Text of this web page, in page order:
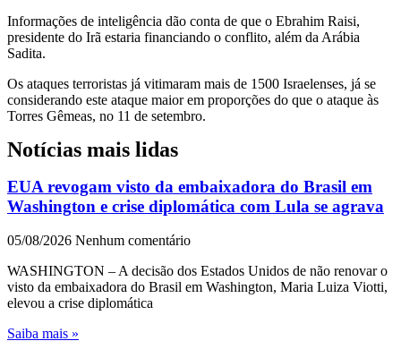
Informações de inteligência dão conta de que o Ebrahim Raisi,
presidente do Irã estaria financiando o conflito, além da Arábia
Sadita.
Os ataques terroristas já vitimaram mais de 1500 Israelenses, já se
considerando este ataque maior em proporções do que o ataque às
Torres Gêmeas, no 11 de setembro.
Notícias mais lidas
EUA revogam visto da embaixadora do Brasil em
Washington e crise diplomática com Lula se agrava
05/08/2026 Nenhum comentário
WASHINGTON – A decisão dos Estados Unidos de não renovar o
visto da embaixadora do Brasil em Washington, Maria Luiza Viotti,
elevou a crise diplomática
Saiba mais »